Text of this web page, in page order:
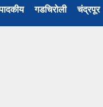
गडचिरोली चंद्रपूर